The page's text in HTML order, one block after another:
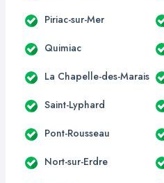
Piriac-sur-Mer
Quimiac
La Chapelle-des-Marais
Saint-Lyphard
Pont-Rousseau
Nort-sur-Erdre